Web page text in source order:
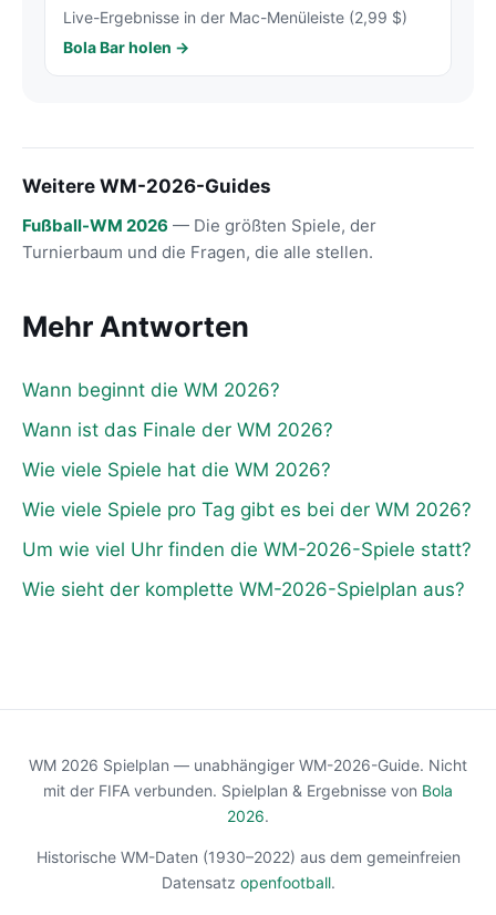
Live-Ergebnisse in der Mac-Menüleiste (2,99 $)
Bola Bar holen →
Weitere WM-2026-Guides
Fußball-WM 2026 — Die größten Spiele, der
Turnierbaum und die Fragen, die alle stellen.
Mehr Antworten
Wann beginnt die WM 2026?
Wann ist das Finale der WM 2026?
Wie viele Spiele hat die WM 2026?
Wie viele Spiele pro Tag gibt es bei der WM 2026?
Um wie viel Uhr finden die WM-2026-Spiele statt?
Wie sieht der komplette WM-2026-Spielplan aus?
WM 2026 Spielplan — unabhängiger WM-2026-Guide. Nicht
mit der FIFA verbunden. Spielplan & Ergebnisse von Bola
2026.
Historische WM-Daten (1930–2022) aus dem gemeinfreien
Datensatz openfootball.